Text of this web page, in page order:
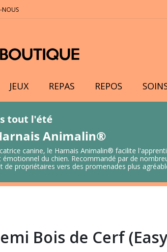
NOUS
JEUX REPAS REPOS
tout l'été
Animalin®
canine, le Harnais Animalin® facilite
du chien. Recommandé par de
propriétaires vers des promenades plus
Bois de Cerf